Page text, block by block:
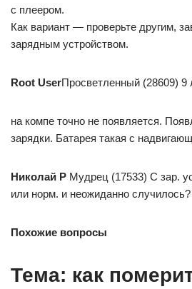
с плеером.
Как вариант — проверьте другим,
зарядным устройством.
Root UserПросветленный (28609) 9
на компе точно не появляется.
зарядки. Батарея такая с
Николай Р Мудрец (17533) С зар.
или норм. и неожиданно случилось?
Похожие вопросы
Тема: как